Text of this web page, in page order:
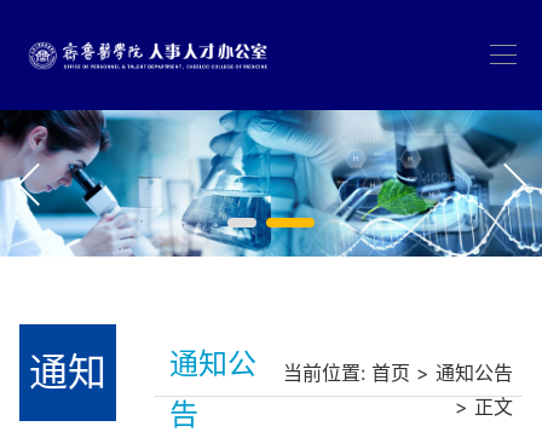
通知
通知公
告
当前位置: 首页 > 通知公告
> 正文